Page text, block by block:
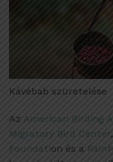
Kávébab szüretelése
Az American Birding
Migratory Bird Center
Foundation és a